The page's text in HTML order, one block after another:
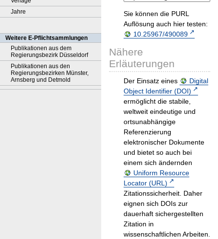
Jahre
Weitere E-Pflichtsammlungen
Publikationen aus dem
Regierungsbezirk Düsseldorf
Publikationen aus den
Regierungsbezirken Münster,
Arnsberg und Detmold
Sie können die PURL
Auflösung auch hier testen:
10.25967/490089
Nähere
Erläuterungen
Der Einsatz eines
Digital
Object Identifier (DOI)
ermöglicht die stabile,
weltweit eindeutige und
ortsunabhängige
Referenzierung
elektronischer Dokumente
und bietet so auch bei
einem sich ändernden
Uniform Resource
Locator (URL)
Zitationssicherheit. Daher
eignen sich DOIs zur
dauerhaft sichergestellten
Zitation in
wissenschaftlichen Arbeiten.